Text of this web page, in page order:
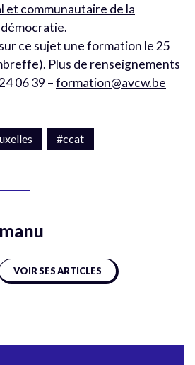
et communautaire de la
.
ce sujet une formation le 25
Plus de renseignements
06 39 –formation@avcw.be
#ccat
manu
VOIR SES ARTICLES